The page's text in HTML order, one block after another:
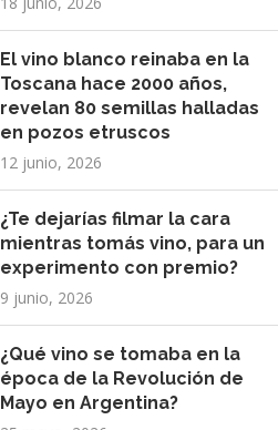
El vino blanco reinaba en la
Toscana hace 2000 años,
revelan 80 semillas halladas
en pozos etruscos
12 junio, 2026
¿Te dejarías filmar la cara
mientras tomás vino, para un
experimento con premio?
9 junio, 2026
¿Qué vino se tomaba en la
época de la Revolución de
Mayo en Argentina?